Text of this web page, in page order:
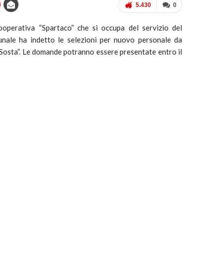
0
5.430
“Spartaco” che si occupa del servizio del
ha indetto le selezioni per nuovo personale da
Le domande potranno essere presentate entro il